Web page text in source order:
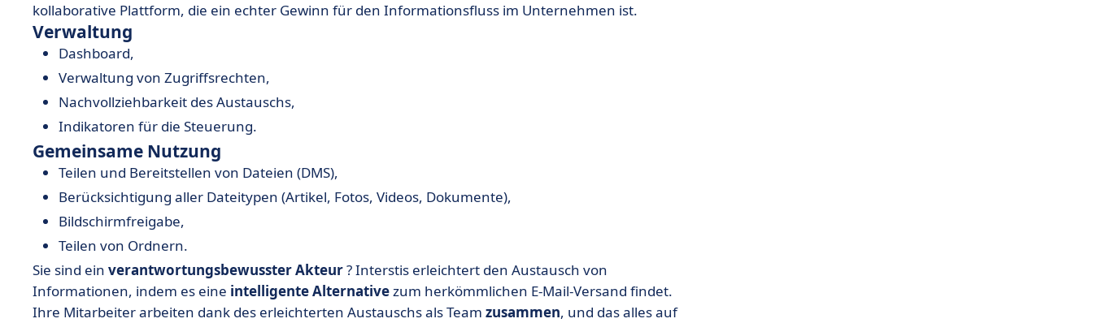
kollaborative Plattform, die ein echter Gewinn für den Informationsfluss im Unternehmen ist.
Verwaltung
Dashboard,
Verwaltung von Zugriffsrechten,
Nachvollziehbarkeit des Austauschs,
Indikatoren für die Steuerung.
Gemeinsame Nutzung
Teilen und Bereitstellen von Dateien (DMS),
Berücksichtigung aller Dateitypen (Artikel, Fotos, Videos, Dokumente),
Bildschirmfreigabe,
Teilen von Ordnern.
Sie sind ein verantwortungsbewusster Akteur?Interstis erleichtert den Austausch von
Informationen, indem es eine intelligente Alternativezum herkömmlichen E-Mail-Versand findet.
Ihre Mitarbeiter arbeiten dank des erleichterten Austauschs als Team zusammen, und das alles auf